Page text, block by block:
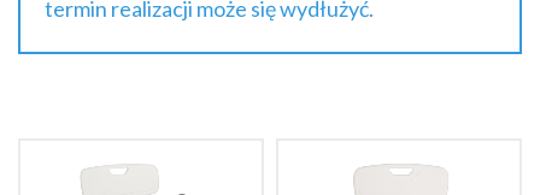
termin realizacji może się wydłużyć.